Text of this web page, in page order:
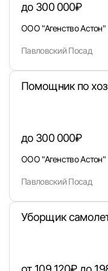
Вход в
вакансии
до 300 000₽
ООО "Агенство Астон"
Павловский Посад
Помощник по
до 300 000₽
ООО "Агенство Астон"
Павловский Посад
Уборщик